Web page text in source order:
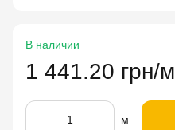
В наличии
1 441.20 грн/м
м